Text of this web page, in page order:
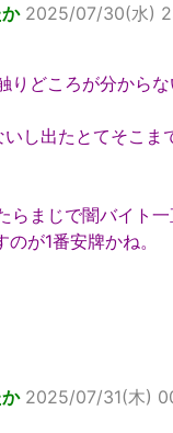
2025/07/30(水)
りどころが分から
し出たとてそこま
らまじで闇バイト一
が1番安牌かね。
2025/07/31(木)